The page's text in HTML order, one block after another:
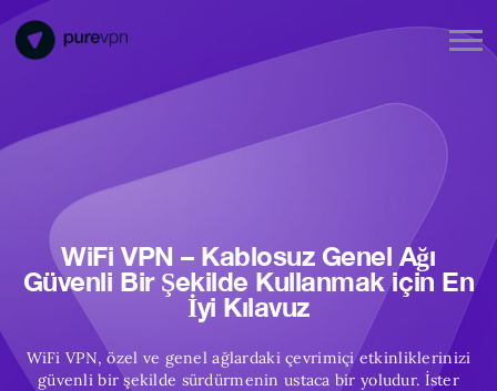
WiFi VPN – Kablosuz Genel Ağı
Güvenli Bir Şekilde Kullanmak için En
İyi Kılavuz
WiFi VPN, özel ve genel ağlardaki çevrimiçi etkinliklerinizi
güvenli bir şekilde sürdürmenin ustaca bir yoludur. İster